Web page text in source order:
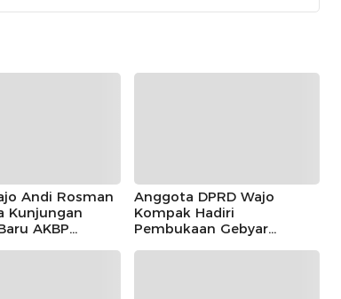
Andi Rosman
Kunjungan
AKBP
Anggota DPRD Wajo
Kompak Hadiri
Pembukaan Gebyar